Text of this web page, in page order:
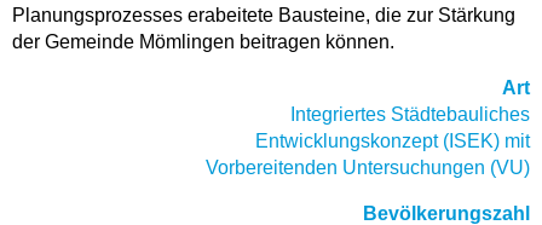
Planungsprozesses erabeitete Bausteine, die zur Stärkung
der Gemeinde Mömlingen beitragen können.
Art
Integriertes Städtebauliches
Entwicklungskonzept (ISEK) mit
Vorbereitenden Untersuchungen (VU)
Bevölkerungszahl